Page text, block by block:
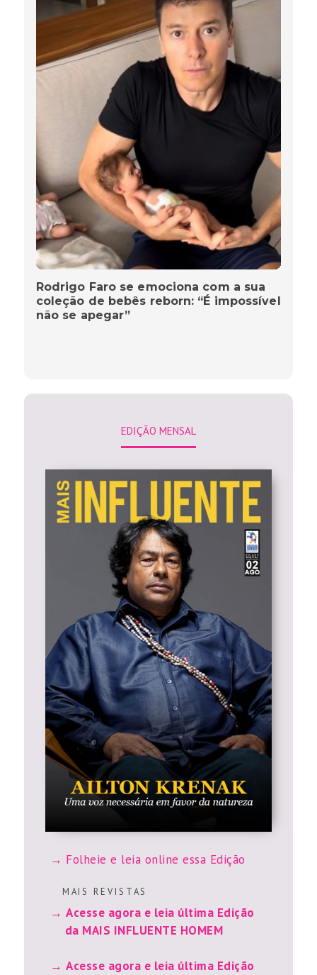
Rodrigo Faro se emociona com a sua
coleção de bebês reborn: “É impossível
não se apegar”
EDIÇÃO MENSAL
Folheie e leia online essa Edição
M A I S R E V I S T A S
Acesse agora e leia última Edição
da MAIS INFLUENTE HOMEM
Acesse agora e leia última Edição